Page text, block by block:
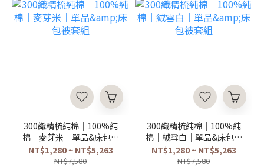
300織精梳純棉｜100%純
棉｜麥芽米｜單品&床包被
套組
NT$1,280 ~ NT$5,263
NT$7,580
300織精梳純棉｜100%純
棉｜絨雪白｜單品&床包被
套組
NT$1,280 ~ NT$5,263
NT$7,580